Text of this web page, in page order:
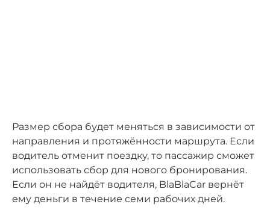
Размер сбора будет меняться в зависимости от
направления и протяжённости маршрута. Если
водитель отменит поездку, то пассажир сможет
использовать сбор для нового бронирования.
Если он не найдёт водителя, BlaBlaCar вернёт
ему деньги в течение семи рабочих дней.